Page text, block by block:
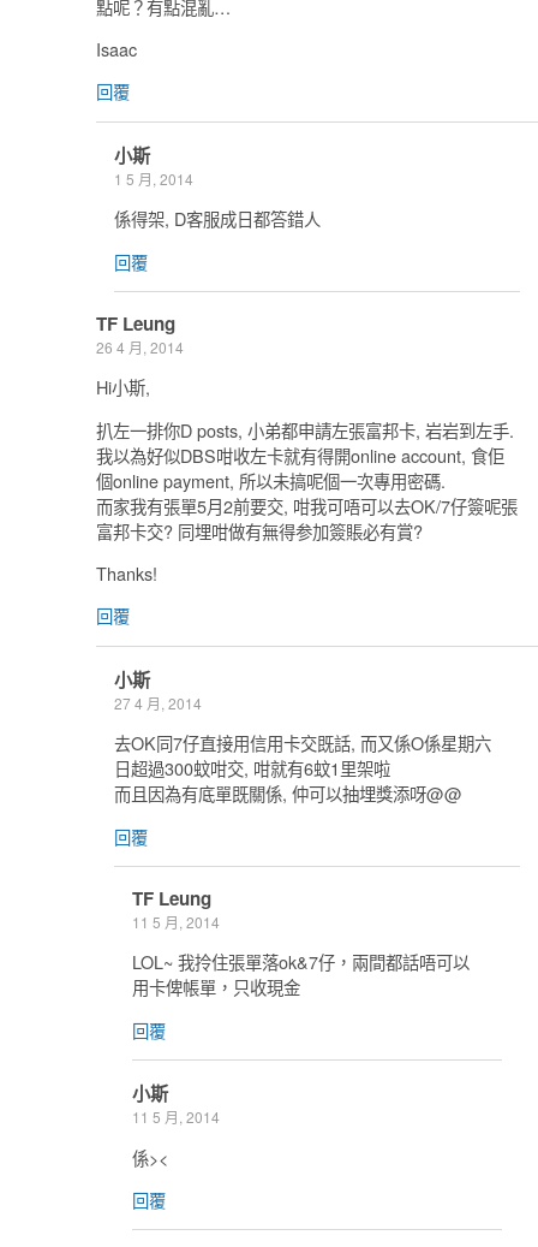
點呢？有點混亂…
Isaac
回覆
小斯
1 5 月, 2014
係得架, D客服成日都答錯人
回覆
TF Leung
26 4 月, 2014
Hi小斯,
扒左一排你D posts, 小弟都申請左張富邦卡, 岩岩到左手.
我以為好似DBS咁收左卡就有得開online account, 食佢
個online payment, 所以未搞呢個一次專用密碼.
而家我有張單5月2前要交, 咁我可唔可以去OK/7仔簽呢張
富邦卡交? 同埋咁做有無得参加簽賬必有賞?
Thanks!
回覆
小斯
27 4 月, 2014
去OK同7仔直接用信用卡交既話, 而又係O係星期六
日超過300蚊咁交, 咁就有6蚊1里架啦
而且因為有底單既關係, 仲可以抽埋獎添呀@@
回覆
TF Leung
11 5 月, 2014
LOL~ 我拎住張單落ok&7仔，兩間都話唔可以
用卡俾帳單，只收現金
回覆
小斯
11 5 月, 2014
係><
回覆